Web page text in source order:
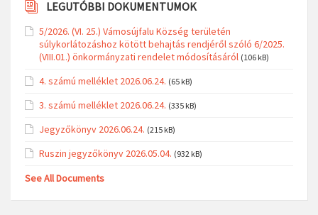
LEGUTÓBBI DOKUMENTUMOK
5/2026. (VI. 25.) Vámosújfalu Község területén
súlykorlátozáshoz kötött behajtás rendjéről szóló 6/2025.
(VIII.01.) önkormányzati rendelet módosításáról (106 kB)
4. számú melléklet 2026.06.24. (65 kB)
3. számú melléklet 2026.06.24. (335 kB)
Jegyzőkönyv 2026.06.24. (215 kB)
Ruszin jegyzőkönyv 2026.05.04. (932 kB)
See All Documents